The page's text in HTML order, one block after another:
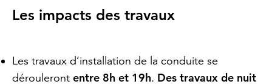
Les impacts des travaux
Les travaux d’installation de la conduite se
dérouleront entre 8h et 19h. Des travaux de nuit